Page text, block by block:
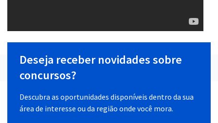
Deseja receber novidades sobre
concursos?
Descubra as oportunidades disponíveis dentro da sua
área de interesse ou da região onde você mora.